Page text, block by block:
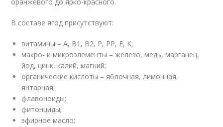
В составе ягод присутствуют:
витамины – А, B1, В2, Р, РР, Е, К;
макро- и микроэлементы – железо, медь, марганец,
йод, цинк, калий, магний;
органические кислоты – яблочная, лимонная,
янтарная;
флавоноиды;
фитонциды;
эфирное масло;